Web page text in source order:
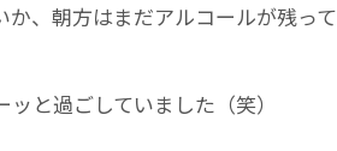
、朝方はまだアルコールが残って
と過ごしていました（笑）